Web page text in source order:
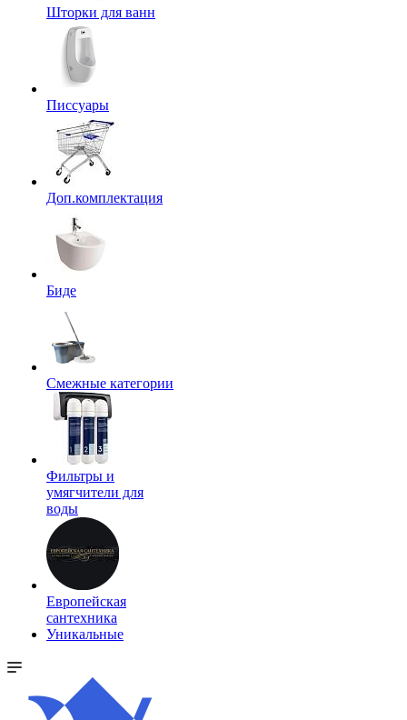
Шторки для ванн
Писсуары
Доп.комплектация
Биде
Смежные категории
Фильтры и
умягчители для
воды
Европейская
сантехника
Уникальные